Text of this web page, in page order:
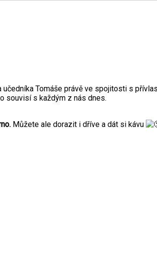
Tomáše právě ve spojitosti s
souvisí s každým z nás dnes.
Můžete ale dorazit i dříve a dát si kávu